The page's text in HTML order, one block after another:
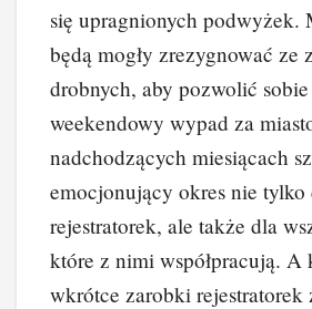
się upragnionych podwyżek.
będą mogły zrezygnować ze
drobnych, aby pozwolić
weekendowy wypad za
nadchodzących miesiącach
emocjonujący okres nie tylko
rejestratorek, ale także dla
które z nimi współpracują. A
wkrótce zarobki rejestratorek